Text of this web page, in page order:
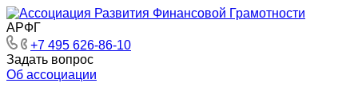
АРФГ
+7 495 626-86-10
Задать вопрос
Об ассоциации